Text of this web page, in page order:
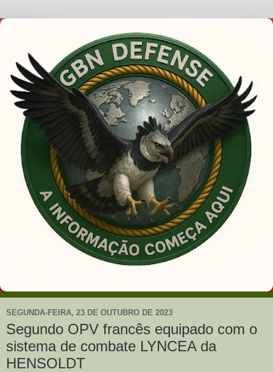
SEGUNDA-FEIRA, 23 DE OUTUBRO DE 2023
Segundo OPV francês equipado com o
sistema de combate LYNCEA da
HENSOLDT